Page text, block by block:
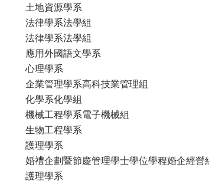
土地資源學系
法律學系法學組
法律學系法學組
應用外國語文學系
心理學系
企業管理學系高科技業管理組
化學系化學組
機械工程學系電子機械組
生物工程學系
護理學系
婚禮企劃暨節慶管理學士學位學程婚企經營
護理學系